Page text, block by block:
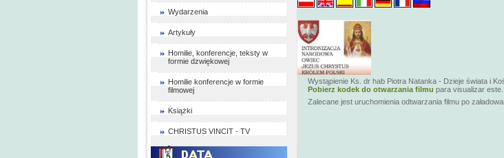
Wydarzenia
Artykuły
Homilie, konferencje, teksty w
formie dzwiękowej
Homilie konferencje w formie
filmowej
Książki
CHRISTUS VINCIT - TV
Wystąpienie Ks. dr hab Piotra Natanka - Dzieje świata i
Pobierz kodek do otwarzania filmu para visualizar este.
Zalecane jest uruchomienia odtwarzania filmu po